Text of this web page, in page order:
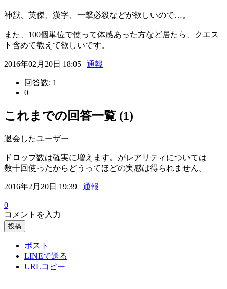
神獣、英傑、漢字、一撃必殺などが欲しいので…。
また、100個単位で使って体感あった方など居たら、クエス
ト含めて教えて欲しいです。
2016年02月20日 18:05 | 通報
回答数: 1
0
これまでの回答一覧 (1)
退会したユーザー
ドロップ数は確実に増えます。がレアリティについては
数十回使ったからどうってほどの実感は得られません。
2016年2月20日 19:39 | 通報
0
コメントを入力
投稿
ポスト
LINEで送る
URLコピー